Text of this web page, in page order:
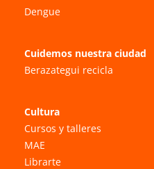
Dengue
Cuidemos nuestra ciudad
Berazategui recicla
Cultura
Cursos y talleres
MAE
Librarte